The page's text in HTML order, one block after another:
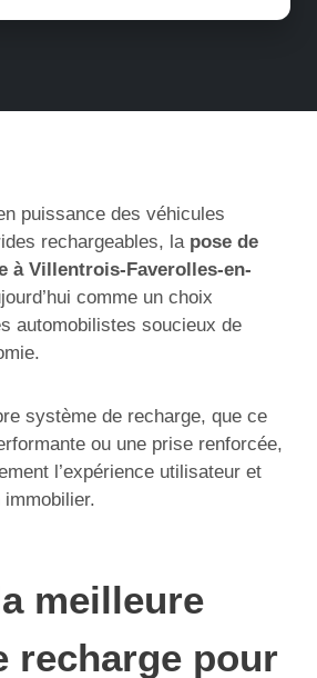
puissance des véhicules
rechargeables, la pose de
à Villentrois-Faverolles-en-
comme un choix
automobilistes soucieux de
système de recharge, que ce
ou une prise renforcée,
l’expérience utilisateur et
meilleure
recharge pour